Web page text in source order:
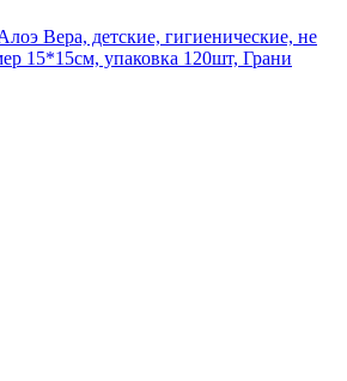
Вера, детские, гигиенические, не
15*15см, упаковка 120шт, Грани